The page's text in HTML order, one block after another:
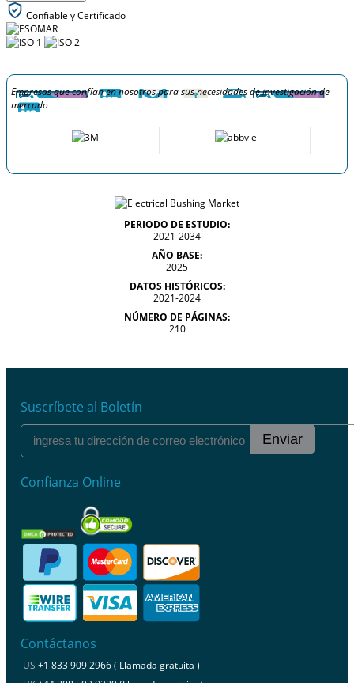
Confiable y Certificado
Empresas que confían en nosotros para sus necesidades de investigación de
mercado
PERIODO DE ESTUDIO:
2021-2034
AÑO BASE:
2025
DATOS HISTÓRICOS:
2021-2024
NÚMERO DE PÁGINAS:
210
Suscríbete al Boletín
Enviar
Confianza Online
Contáctanos
US +1 833 909 2966 ( Llamada gratuita )